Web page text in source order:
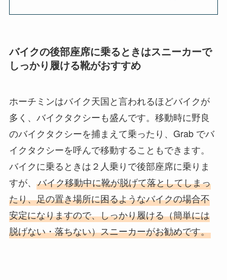
バイクの後部座席に乗るときはスニーカーで
しっかり履ける靴がおすすめ
ホーチミンはバイク天国と言われるほどバイクが
多く、バイクタクシーも盛んです。移動時に野良
のバイクタクシーを捕まえて乗ったり、Grab でバ
イクタクシーを呼んで移動することもできます。
バイクに乗るときは２人乗りで後部座席に乗りま
すが、 バイク移動中に靴が脱げて落としてしまっ
たり、足の置き場所に困るようなバイクの場合不
安定になりますので、しっかり履ける（簡単には
脱げない・落ちない）スニーカーがお勧めです。